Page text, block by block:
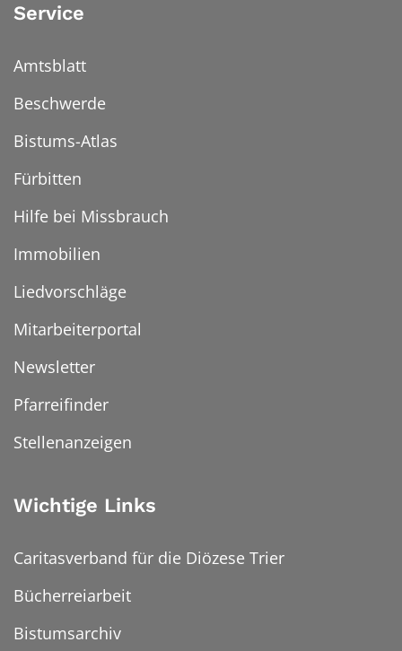
Service
Amtsblatt
Beschwerde
Bistums-Atlas
Fürbitten
Hilfe bei Missbrauch
Immobilien
Liedvorschläge
Mitarbeiterportal
Newsletter
Pfarreifinder
Stellenanzeigen
Wichtige Links
Caritasverband für die Diözese Trier
Bücherreiarbeit
Bistumsarchiv